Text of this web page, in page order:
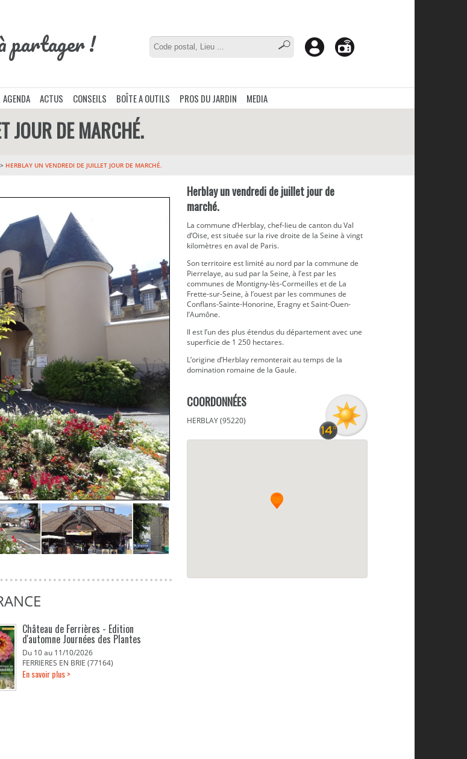
partager !
AGENDA ACTUS CONSEILS BOÎTE A OUTILS PROS DU JARDIN MEDIA
JOUR DE MARCHÉ.
HERBLAY UN VENDREDI DE JUILLET JOUR DE MARCHÉ.
Herblay un vendredi de juillet jour de
marché.
La commune d’Herblay, chef-lieu de canton du Val
d’Oise, est située sur la rive droite de la Seine à vingt
kilomètres en aval de Paris.
Son territoire est limité au nord par la commune de
Pierrelaye, au sud par la Seine, à l’est par les
communes de Montigny-lès-Cormeilles et de La
Frette-sur-Seine, à l’ouest par les communes de
Conflans-Sainte-Honorine, Eragny et Saint-Ouen-
l’Aumône.
Il est l’un des plus étendus du département avec une
superficie de 1 250 hectares.
L’origine d’Herblay remonterait au temps de la
domination romaine de la Gaule.
COORDONNÉES
HERBLAY (95220)
Château de Ferrières - Edition
d'automne Journées des Plantes
Du 10 au 11/10/2026
FERRIERES EN BRIE (77164)
En savoir plus >